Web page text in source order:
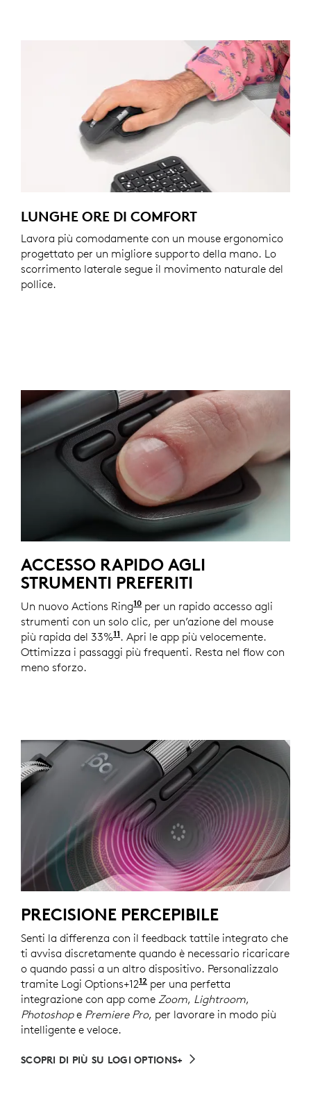
LUNGHE ORE DI COMFORT
Lavora più comodamente con un mouse ergonomico
progettato per un migliore supporto della mano. Lo
scorrimento laterale segue il movimento naturale del
pollice.
ACCESSO RAPIDO AGLI
STRUMENTI PREFERITI
Un nuovo Actions Ring10 Richiede la funzionalità Logi
per un rapido accesso agli
strumenti con un solo clic, per un’azione del mouse
più rapida del 33%11 Con le scelte rapide Actions Ring
. Apri le app più velocemente.
Ottimizza i passaggi più frequenti. Resta nel flow con
meno sforzo.
PRECISIONE PERCEPIBILE
Senti la differenza con il feedback tattile integrato che
ti avvisa discretamente quando è necessario ricaricare
o quando passi a un altro dispositivo. Personalizzalo
tramite Logi Options+1212 Accesso a Internet
per una perfetta
integrazione con app come Zoom, Lightroom,
Photoshope Premiere Pro, per lavorare in modo più
intelligente e veloce.
SCOPRI DI PIÙ SU LOGI OPTIONS+